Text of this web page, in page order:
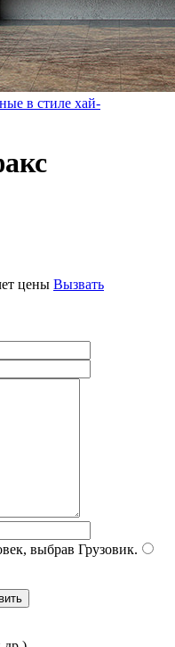
в стиле хай-
цены Вызвать
выбрав Грузовик.